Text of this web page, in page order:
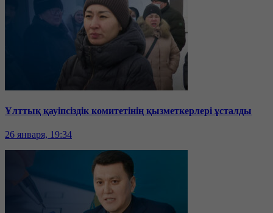
Ұлттық қауіпсіздік комитетінің қызметкерлері ұсталды
26 января, 19:34